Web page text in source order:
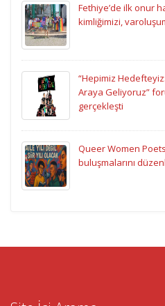
Fethiye’de ilk onur
kimliğimizi,
“Hepimiz
Araya Geliyoruz”
gerçekleşti
Queer Women
buluşmalarını